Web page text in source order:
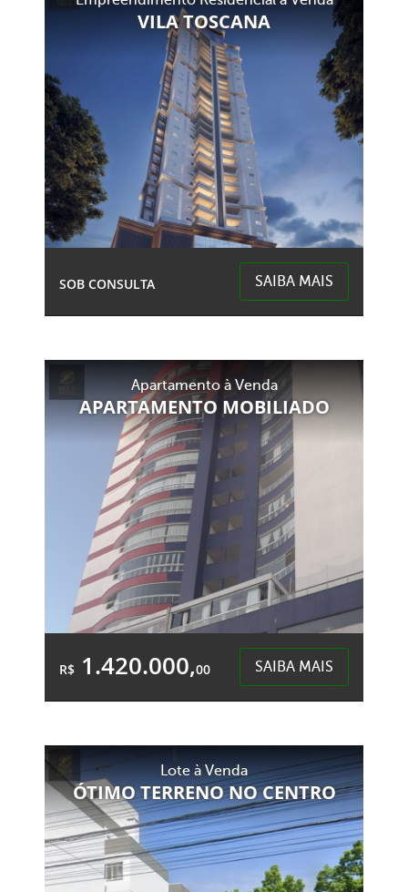
Centro (Marechal Bormann) - Chapecó
VILA TOSCANA
SOB CONSULTA SAIBA MAIS
Área Total:
2,30m²
Área Privativa:
165,66m²
Centro - Chapecó
Apartamento à Venda
APARTAMENTO MOBILIADO
R$ 1.420.000,00 SAIBA MAIS
Área Total:
233,36m²
161,67m²
Centro - Chapecó
Lote à Venda
ÓTIMO TERRENO NO CENTRO